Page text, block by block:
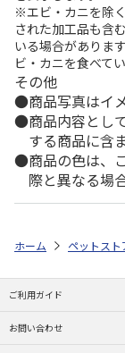
※エビ・カニを除
された加工品も含
いる場合がありま
ビ・カニを食べて
その他
商品写真はイ
商品内容とし
する商品に含
商品の色は、
際と異なる場
ホーム ペットスト
ご利用ガイド
お問い合わせ